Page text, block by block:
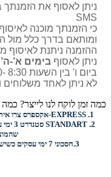
ניתן לאסוף את
SMS
ומותאם בדרך כלל מול
ההזמנה ניתנת לאיסוף
ניתן לאסוף בימים א’-ה’
ביום ו' בין השעות 8:30 -14:00
לא ניתן לאחד משלוחים
כמה זמן לוקח לנו לייצר? כמה
1.
EXPRESS- אקספרס צרו
2.
STANDART
3. חסכוני7 ימי עסקים כשיש לכם זמן ואתם רוצים